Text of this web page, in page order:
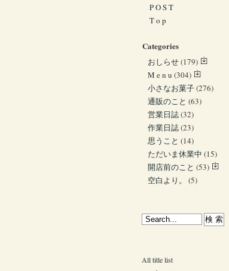
P O S T
T o p
Categories
おしらせ(179)
M e n u (304)
小さなお菓子(276)
通販のこと (63)
営業日誌(32)
作業日誌(23)
思うこと (14)
ただいま休業中 (15)
開店前のこと (53)
空白より。
(5)
All title list